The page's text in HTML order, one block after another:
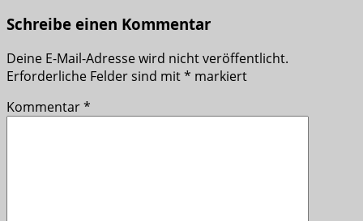
Schreibe einen Kommentar
Deine E-Mail-Adresse wird nicht veröffentlicht.
Erforderliche Felder sind mit* markiert
Kommentar*